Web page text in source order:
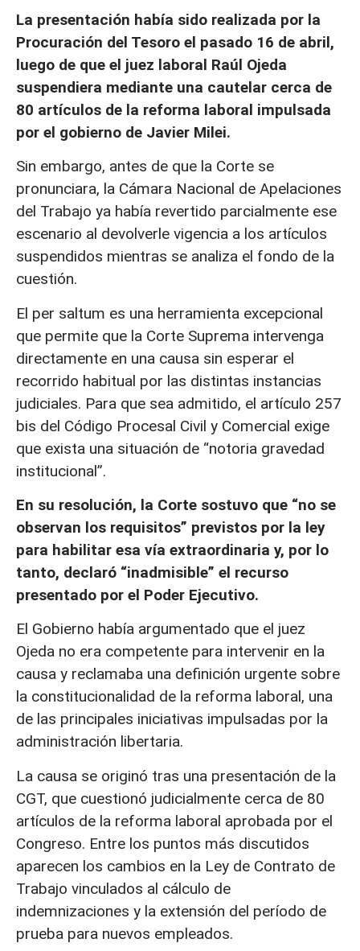
La presentación había sido realizada por la
Procuración del Tesoro el pasado 16 de abril,
luego de que el juez laboral Raúl Ojeda
suspendiera mediante una cautelar cerca de
80 artículos de la reforma laboral impulsada
por el gobierno de Javier Milei.
Sin embargo, antes de que la Corte se
pronunciara, la Cámara Nacional de Apelaciones
del Trabajo ya había revertido parcialmente ese
escenario al devolverle vigencia a los artículos
suspendidos mientras se analiza el fondo de la
cuestión.
El per saltum es una herramienta excepcional
que permite que la Corte Suprema intervenga
directamente en una causa sin esperar el
recorrido habitual por las distintas instancias
judiciales. Para que sea admitido, el artículo 257
bis del Código Procesal Civil y Comercial exige
que exista una situación de “notoria gravedad
institucional”.
En su resolución, la Corte sostuvo que “no se
observan los requisitos” previstos por la ley
para habilitar esa vía extraordinaria y, por lo
tanto, declaró “inadmisible” el recurso
presentado por el Poder Ejecutivo.
El Gobierno había argumentado que el juez
Ojeda no era competente para intervenir en la
causa y reclamaba una definición urgente sobre
la constitucionalidad de la reforma laboral, una
de las principales iniciativas impulsadas por la
administración libertaria.
La causa se originó tras una presentación de la
CGT, que cuestionó judicialmente cerca de 80
artículos de la reforma laboral aprobada por el
Congreso. Entre los puntos más discutidos
aparecen los cambios en la Ley de Contrato de
Trabajo vinculados al cálculo de
indemnizaciones y la extensión del período de
prueba para nuevos empleados.